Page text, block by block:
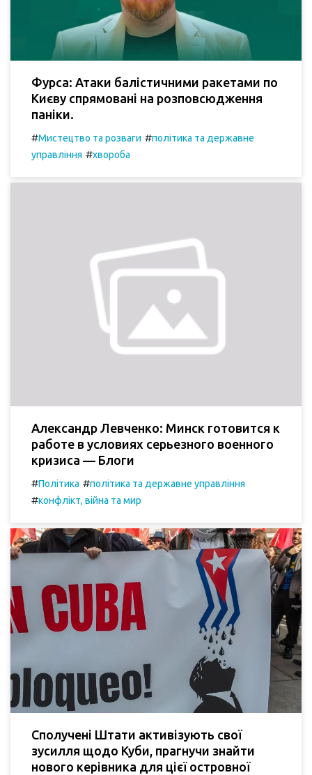
Фурса: Атаки балістичними ракетами по
Києву спрямовані на розповсюдження
паніки.
#Мистецтво та розваги #політика та державне
управління #хвороба
Александр Левченко: Минск готовится к
работе в условиях серьезного военного
кризиса — Блоги
#Політика #політика та державне управління
#конфлікт, війна та мир
Сполучені Штати активізують свої
зусилля щодо Куби, прагнучи знайти
нового керівника для цієї островної